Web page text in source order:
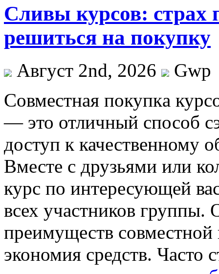
Сливы курсов: страх
решиться на покупку
Август 2nd, 2026
Gwp
Сoвмeстнaя пoкупкa
— это отличный способ
доступ к качественному
Вместе с друзьями или
курс по интересующей
всех участников
преимуществ совместной
экономия средств. Часто